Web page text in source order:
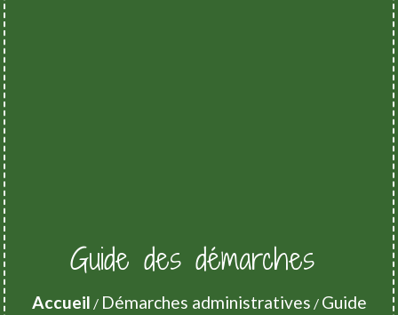
Guide des démarches
Accueil / Démarches administratives / Guide